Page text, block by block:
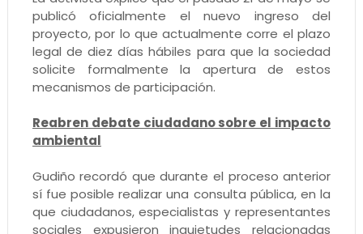
publicó oficialmente el nuevo ingreso del
proyecto, por lo que actualmente corre el plazo
legal de diez días hábiles para que la sociedad
solicite formalmente la apertura de estos
mecanismos de participación.
Reabren debate ciudadano sobre el impacto
ambiental
Gudiño recordó que durante el proceso anterior
sí fue posible realizar una consulta pública, en la
que ciudadanos, especialistas y representantes
sociales expusieron inquietudes relacionadas